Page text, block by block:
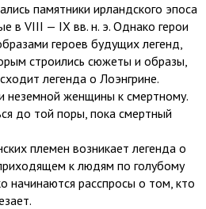
памятники ирландского эпоса
в VIII — IX вв. н. э. Однако герои
героев будущих легенд,
строились сюжеты и образы,
легенда о Лоэнгрине.
неземной женщины к смертному.
до той поры, пока смертный
племен возникает легенда о
к людям по голубому
начинаются расспросы о том, кто